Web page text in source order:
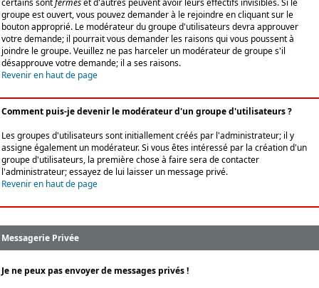
groupe est ouvert, vous pouvez demander à le rejoindre en cliquant sur le
bouton approprié. Le modérateur du groupe d'utilisateurs devra approuver
votre demande; il pourrait vous demander les raisons qui vous poussent à
joindre le groupe. Veuillez ne pas harceler un modérateur de groupe s'il
désapprouve votre demande; il a ses raisons.
Revenir en haut de page
Comment puis-je devenir le modérateur d'un groupe d'utilisateurs ?
Les groupes d'utilisateurs sont initiallement créés par l'administrateur; il y
assigne également un modérateur. Si vous êtes intéressé par la création d'un
groupe d'utilisateurs, la première chose à faire sera de contacter
l'administrateur; essayez de lui laisser un message privé.
Revenir en haut de page
Messagerie Privée
Je ne peux pas envoyer de messages privés !